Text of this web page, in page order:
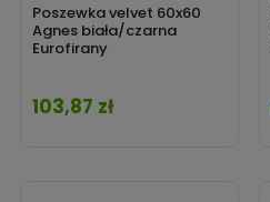
Poszewka velvet 60x60
Agnes biała/czarna
Eurofirany
Cena
103,87 zł